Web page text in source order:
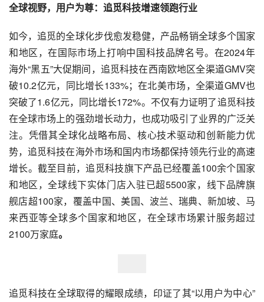
全球视野，用户为尊：追觅科技增速领跑行业
如今，追觅的全球化步伐愈发稳健，产品畅销全球多个国家
和地区，在国际市场上打响中国科技品牌名号。在2024年
海外“黑五”大促期间，追觅科技在西南欧地区全渠道GMV突
破10.2亿元，同比增长133%；在北美市场，全渠道GMV也
突破了1.6亿元，同比增长172%。不仅有力证明了追觅科技
在全球市场上的强劲增长动力，也成功吸引了业界的广泛关
注。凭借其全球化战略布局、核心技术驱动和创新能力优
势，追觅科技在海外市场和国内市场都保持领先行业的高速
增长。截至目前，追觅科技旗下产品已经覆盖100余个国家
和地区，全球线下实体门店入驻已超5500家，线下品牌旗
舰店超100家，覆盖中国、美国、波兰、瑞典、新加坡、马
来西亚等全球多个国家和地区，在全球市场累计服务超过
2100万家庭。
追觅科技在全球取得的耀眼成绩，印证了其“以用户为中心”